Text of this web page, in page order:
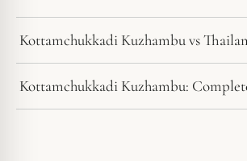
Kottamchukkadi Kuzhambu vs
Kottamchukkadi Kuzhambu: